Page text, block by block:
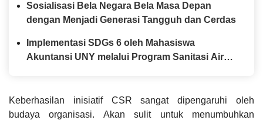
di SMA Negeri 2 Wates
Sosialisasi Bela Negara Bela Masa Depan
dengan Menjadi Generasi Tangguh dan Cerdas
Implementasi SDGs 6 oleh Mahasiswa
Akuntansi UNY melalui Program Sanitasi Air
Keberhasilan inisiatif CSR sangat dipengaruhi oleh
budaya organisasi. Akan sulit untuk menumbuhkan